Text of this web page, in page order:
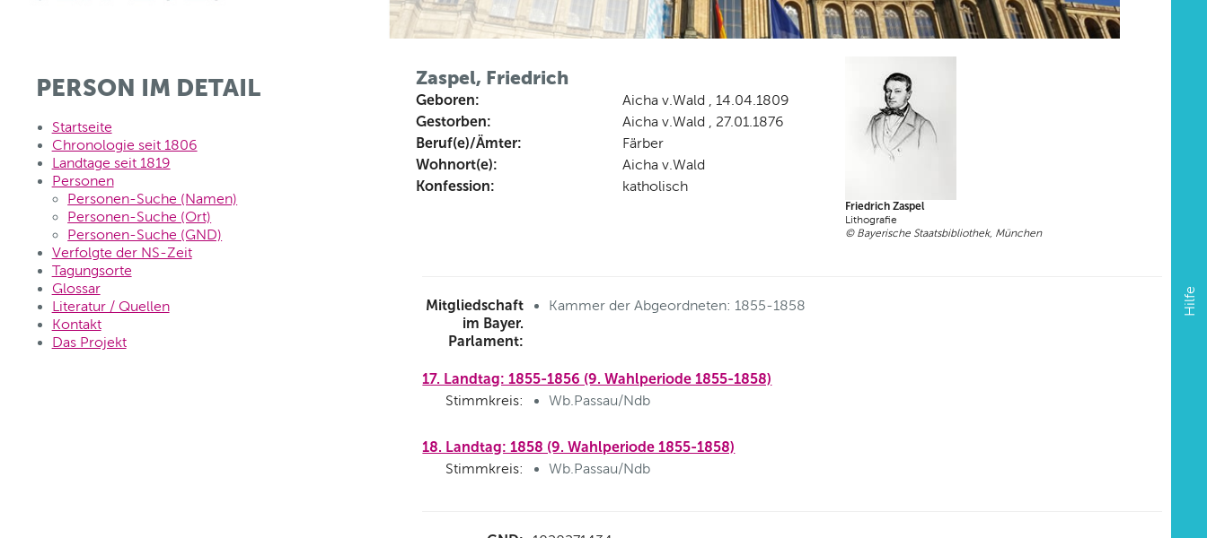
Hilfe
PERSON IM DETAIL
Startseite
Chronologie seit 1806
Landtage seit 1819
Personen
Personen-Suche (Namen)
Personen-Suche (Ort)
Personen-Suche (GND)
Verfolgte der NS-Zeit
Tagungsorte
Glossar
Literatur / Quellen
Kontakt
Das Projekt
Zaspel, Friedrich
Geboren: Aicha v.Wald , 14.04.1809
Gestorben: Aicha v.Wald , 27.01.1876
Beruf(e)/Ämter: Färber
Wohnort(e): Aicha v.Wald
Konfession: katholisch
Friedrich Zaspel
Lithografie
© Bayerische Staatsbibliothek, München
Mitgliedschaft
im Bayer.
Parlament:
Kammer der Abgeordneten: 1855-1858
17. Landtag: 1855-1856 (9. Wahlperiode 1855-1858)
Stimmkreis: Wb.Passau/Ndb
18. Landtag: 1858 (9. Wahlperiode 1855-1858)
Stimmkreis: Wb.Passau/Ndb